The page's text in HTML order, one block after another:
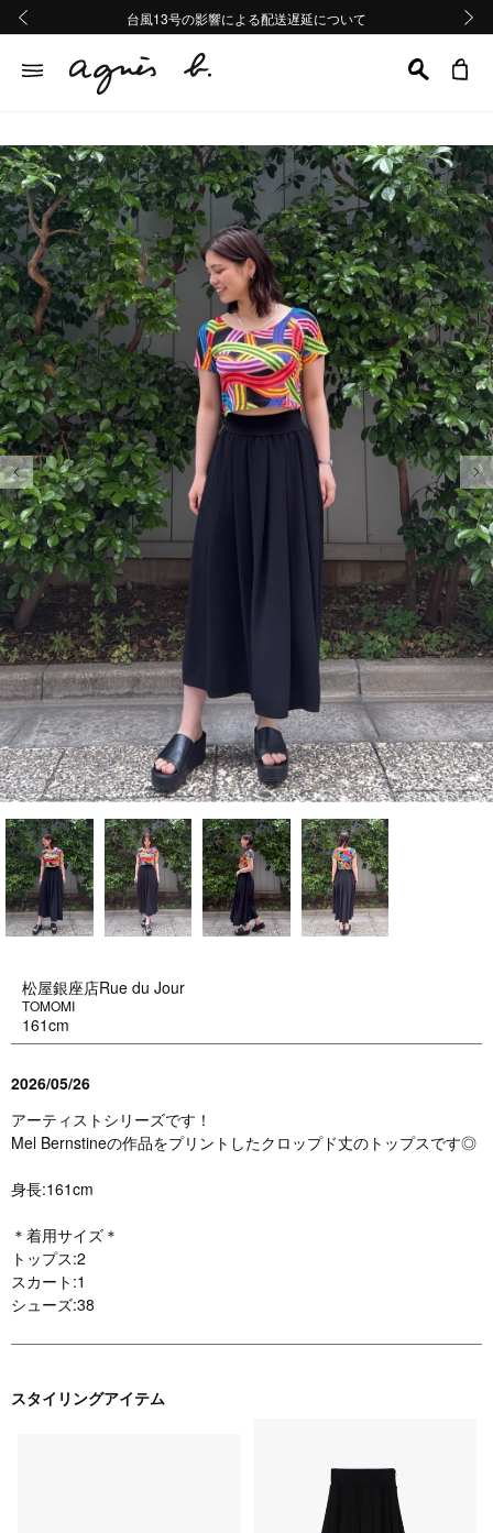
熊本地域地震の影響による配送遅延について
Summer Sale 2buy10%OFF!!
台風13号の影響による配送遅延について
熊本地域地震の影響による配送遅延について
Summer Sale 2buy10%OFF!!
前の画像 次
松屋銀座店Rue du Jour
TOMOMI
161cm
2026/05/26
アーティストシリーズです！
Mel Bernstineの作品をプリントしたクロップド丈のトップスです◎
身長:161cm
＊着用サイズ＊
トップス:2
スカート:1
シューズ:38
スタイリングアイテム